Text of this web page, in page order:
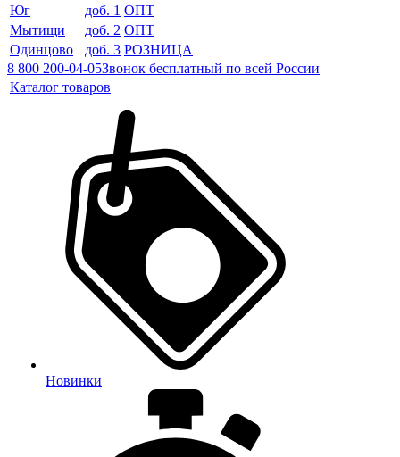
Юг
доб. 1 ОПТ
Мытищи
доб. 2 ОПТ
Одинцово
доб. 3 РОЗНИЦА
8 800 200-04-05Звонок бесплатный по всей России
Каталог товаров
Новинки